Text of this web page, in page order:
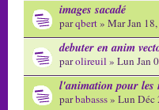
images sacadé
parqbert» Mar Jan
debuter en anim
parolireuil » Lun Jan
l'animation pour les
parbabasss» Lun Déc